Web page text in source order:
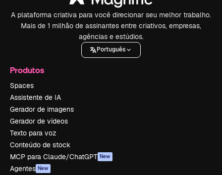
A plataforma criativa para você direcionar seu melhor trabalho.
Mais de 1 milhão de assinantes entre criativos, empresas,
agências e estúdios.
Português
Produtos
Spaces
Assistente de IA
Gerador de imagens
Gerador de vídeos
Texto para voz
Conteúdo de stock
MCP para Claude/ChatGPT New
Agentes New